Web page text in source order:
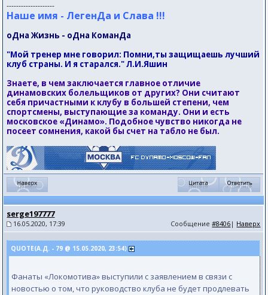
--------------------
Наше имя - ЛегенДа и Слава !!!
оДна Жизнь - оДна КоманДа
"Мой тренер мне говорил: Помни,ты защищаешь лучший
клуб страны. И я старался." Л.И.Яшин
Знаете, в чем заключается главное отличие
динамовских болельщиков от других? Они считают
себя причастными к клубу в большей степени, чем
спортсмены, выступающие за команду. Они и есть
московское «Динамо». Подобное чувство никогда не
посеет сомнения, какой бы счет на табло не был.
serge197777
16.05.2020, 17:39 Сообщение#8406 | Наверх
QUOTE(А.Д. - 79 @ 15.05.2020, 23:54)
Фанаты «Локомотива» выступили с заявлением в связи с
новостью о том, что руководство клуба не будет продлевать